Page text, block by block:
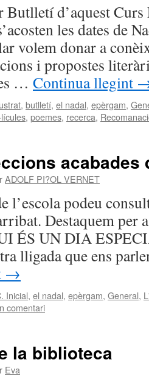
d’aquest
les dates de
volem donar a
i propostes
… Continua llegint
, butlletí, el nadal, epèrgam,
, poemes, recerca,
acabades
ADOLF PI?OL VERNET
l’escola podeu
Destaquem per
ÉS UN DIA
lligada que ens
→
Inicial, el nadal, epèrgam, General,
comentari
la biblioteca
Eva